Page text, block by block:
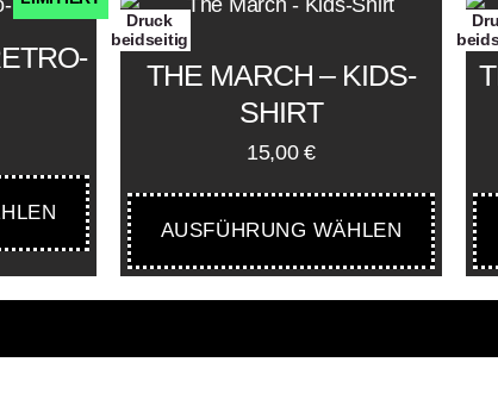
Druck
beidseitig
THE MARCH – KIDS-
SHIRT
15,00€
AUSFÜHRUNG WÄHLEN